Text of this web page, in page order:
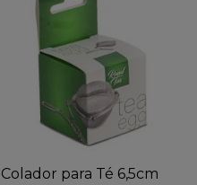
Colador para Té 6,5cm